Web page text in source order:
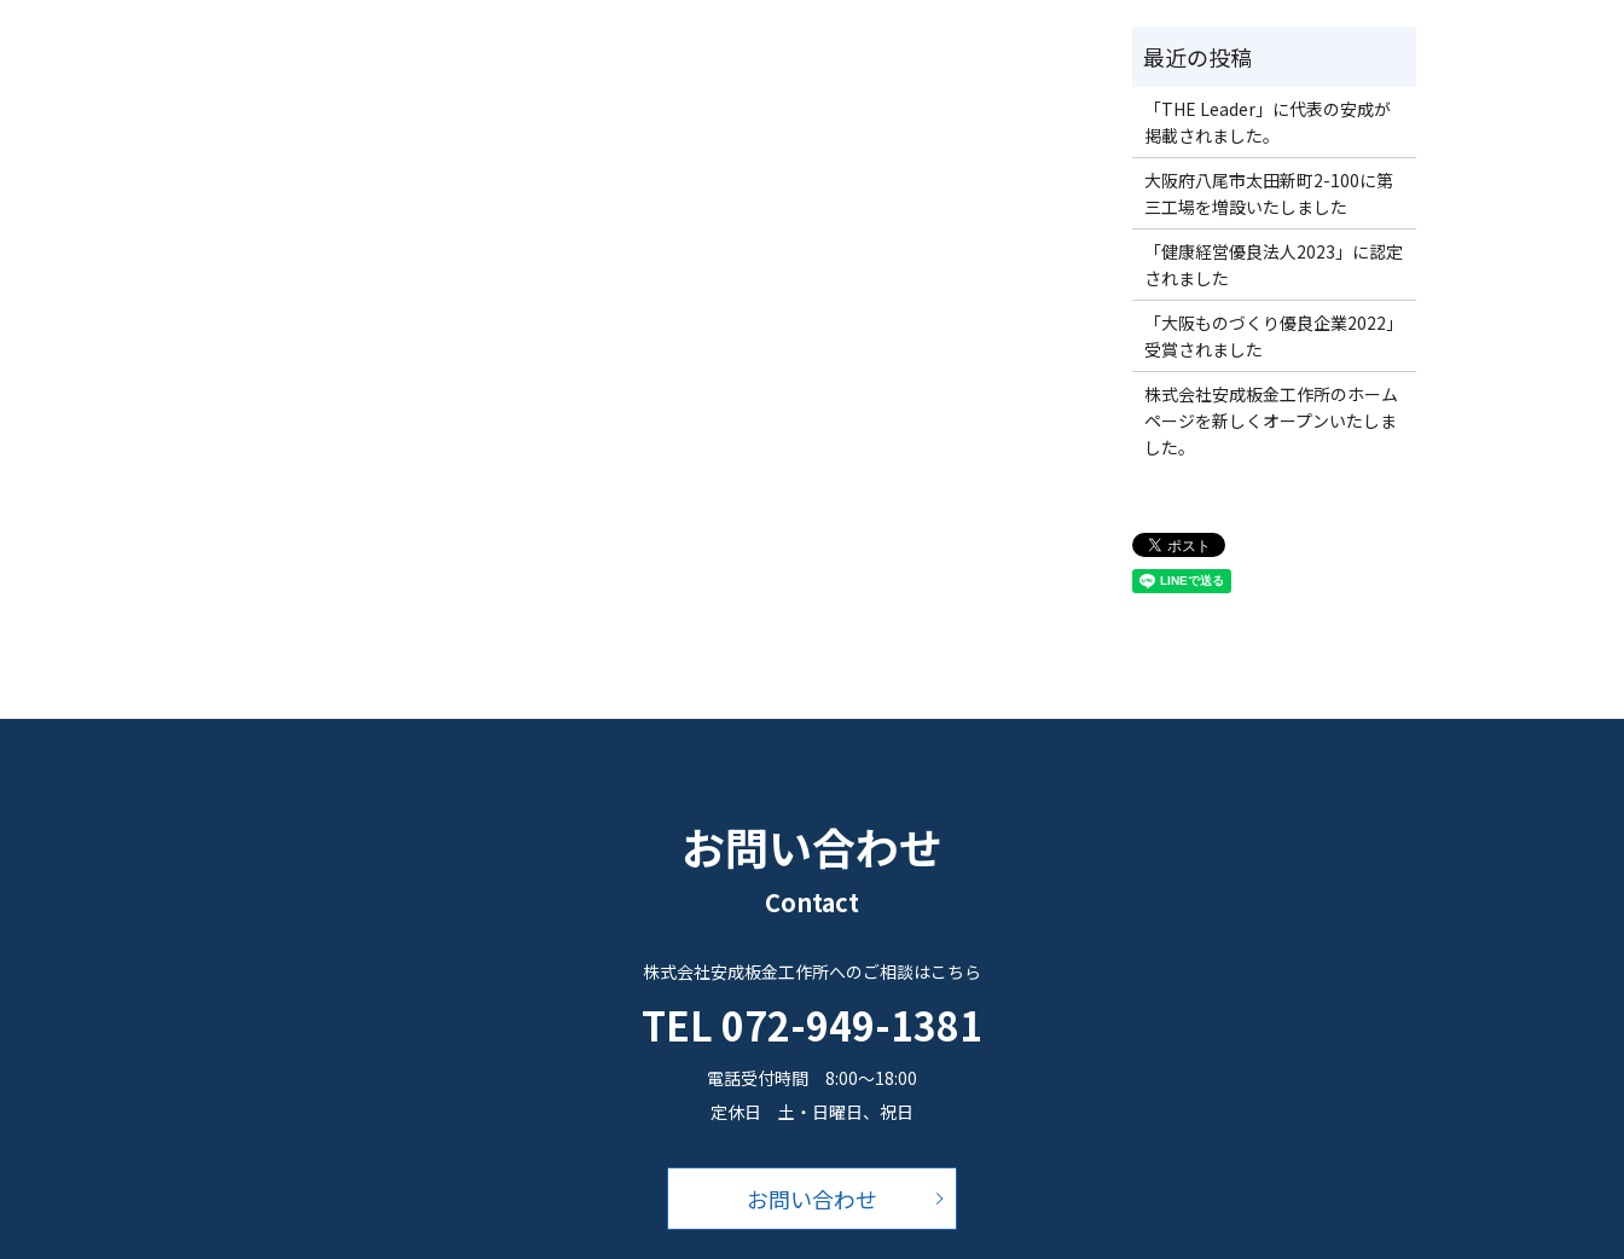
「THE Leader」に代表の安成が
掲載されました。
大阪府八尾市太田新町2-100に第
三工場を増設いたしました
「健康経営優良法人2023」に認定
されました
「大阪ものづくり優良企業2022」
受賞されました
株式会社安成板金工作所のホーム
ページを新しくオープンいたしま
した。
お問い合わせ
Contact
株式会社安成板金工作所へのご相談はこちら
TEL072-949-1381
電話受付時間 8:00～18:00
定休日 土・日曜日、祝日
お問い合わせ